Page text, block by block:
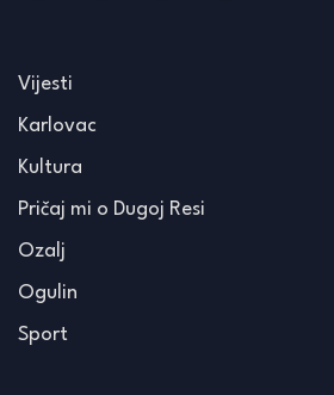
Vijesti
Karlovac
Kultura
Pričaj mi o Dugoj Resi
Ozalj
Ogulin
Sport